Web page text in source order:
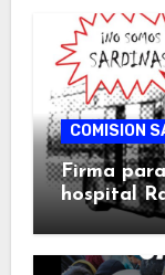
COMISION
Firma
hospital